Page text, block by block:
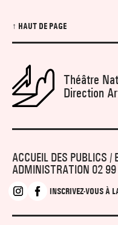
↑ HAUT DE PAGE
Théâtre
Direction
ACCUEIL DES PUBLICS
ADMINISTRATION 02
INSCRIVEZ-VOUS À